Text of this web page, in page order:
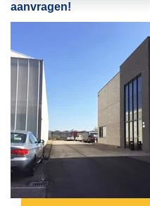
aanvragen!